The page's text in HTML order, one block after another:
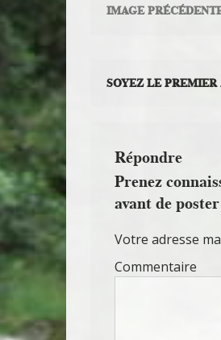
IMAGE
SOYEZ LE
Répondre
Prenez
avant de
Votre adresse
Commentaire